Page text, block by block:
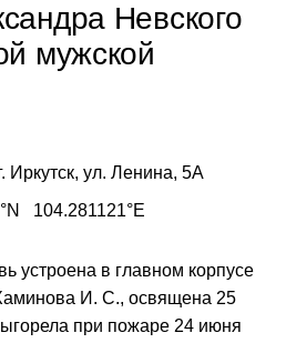
Невского
мужской
Иркутск, ул. Ленина, 5А
104.281121°E
устроена в главном корпусе
И. С., освящена 25
при пожаре 24 июня